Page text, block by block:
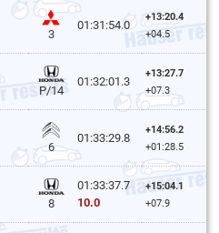
3
01:31:54.0
+13:20.4
+04.5
P/14
01:32:01.3
+13:27.7
+07.3
6
01:33:29.8
+14:56.2
+01:28.5
8
01:33:37.7
10.0
+15:04.1
+07.9